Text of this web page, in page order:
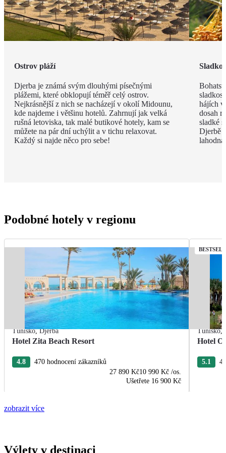
Ostrov pláží
Djerba je známá svým dlouhými písečnými
plážemi, které obklopují téměř celý ostrov.
Nejkrásnější z nich se nacházejí v okolí Midounu,
kde najdeme i většinu hotelů. Zahrnují jak velká
rušná letoviska, tak malé butikové hotely, kam se
můžete na pár dní uchýlit a v tichu relaxovat.
Každý si najde něco pro sebe!
hájích
dosah
sladké
Djerbě
Podobné hotely v regionu
Tunisko,Djerba
Hotel Zita Beach Resort
4.8
470 hodnocení zákazníků
27 890 Kč10 990 Kč /os.
Ušetřete 16 900 Kč
Tunisko,
Hotel
5.1
zobrazit více
Výlety v destinaci